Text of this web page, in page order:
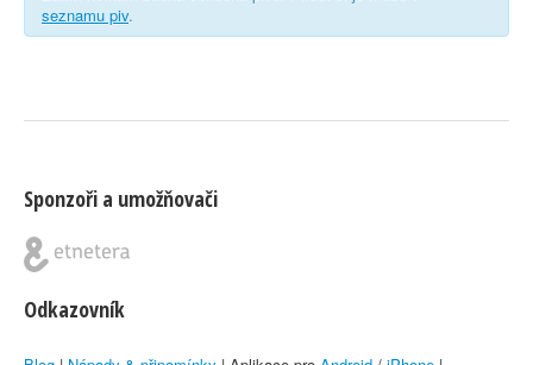
seznamu piv.
Sponzoři a umožňovači
Odkazovník